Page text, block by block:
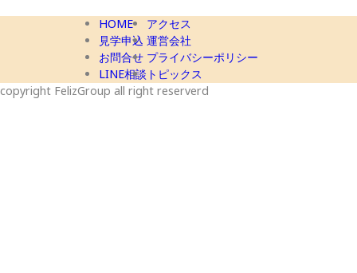
HOME
見学申込
お問合せ
LINE相談
アクセス
運営会社
プライバシーポリシー
トピックス
copyright FelizGroup all right reserverd